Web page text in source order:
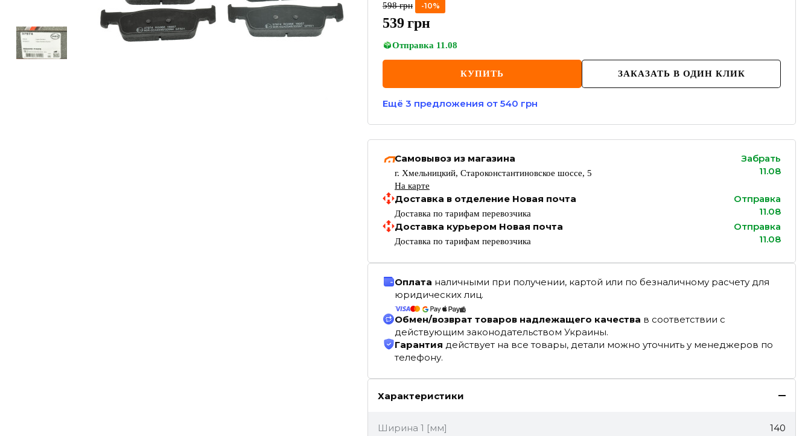
598 грн -10%
539грн
Отправка 11.08
КУПИТЬ ЗАКАЗАТЬ В ОДИН КЛИК
Ещё 3 предложения от 540 грн
Самовывоз из магазина
г. Хмельницкий, Староконстантиновское шоссе, 5
На карте
Забрать
11.08
Доставка в отделение Новая почта
Доставка по тарифам перевозчика
Отправка
11.08
Доставка курьером Новая почта
Доставка по тарифам перевозчика
Отправка
11.08
Оплата наличными при получении, картой или по безналичному расчету для
юридических лиц.
Обмен/возврат товаров надлежащего качества в соответствии с
действующим законодательством Украины.
Гарантия действует на все товары, детали можно уточнить у менеджеров по
телефону.
Характеристики
Ширина 1 [мм] 140